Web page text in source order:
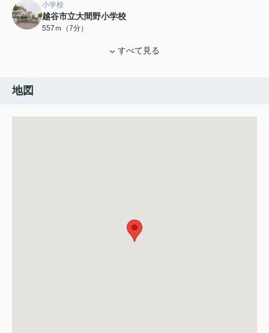
小学校
越谷市立大間野小学校
557ｍ（7分）
すべて見る
地図